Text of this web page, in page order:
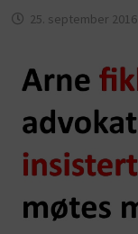
25. september 2016